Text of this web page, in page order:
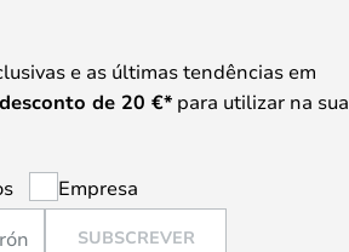
e as últimas tendências em
de 20 €* para utilizar na sua
Empresa
SUBSCREVER